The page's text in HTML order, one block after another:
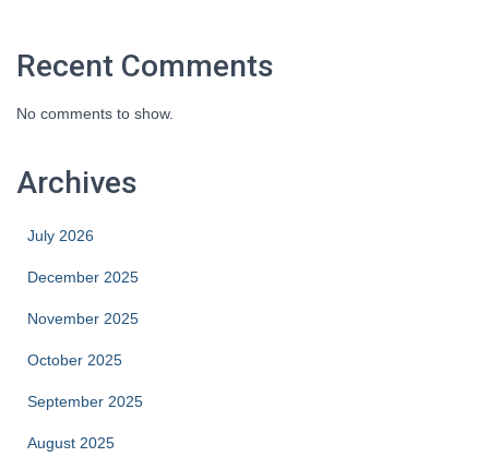
Recent Comments
No comments to show.
Archives
July 2026
December 2025
November 2025
October 2025
September 2025
August 2025